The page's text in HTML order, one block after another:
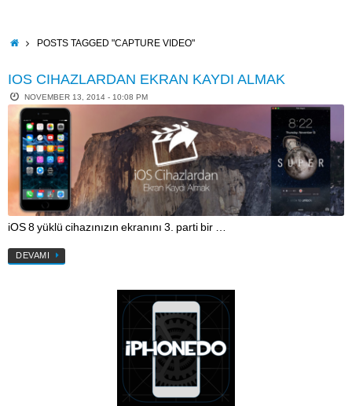
contentHOMEPOSTS TAGGED "CAPTURE VIDEO"
IOS CIHAZLARDAN EKRAN KAYDI ALMAK
NOVEMBER 13, 2014 - 10:08 PM
iOS 8 yüklü cihazınızın ekranını 3. parti bir …
DEVAMI